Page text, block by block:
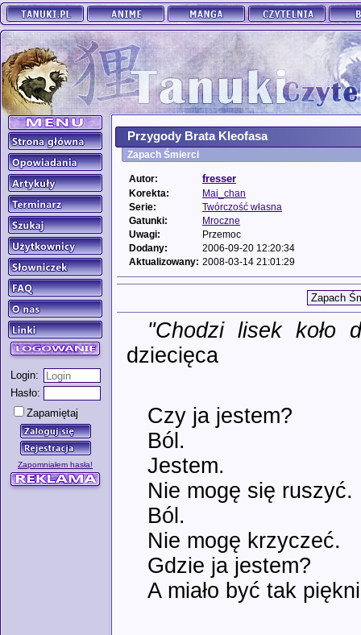
Login:
Hasło:
Zapamiętaj
Zapomniałem hasła!
Przygody Brata Kleofasa
Zapach Śmierci
Autor: fresser
Korekta:
Mai_chan
Serie:
Twórczość własna
Gatunki:
Mroczne
Uwagi:
Przemoc
Dodany:
2006-09-20 12:20:34
Aktualizowany: 2008-03-14 21:01:29
"Chodzi lisek koło
dziecięca
Czy ja jestem?
Ból.
Jestem.
Nie mogę się ruszyć.
Ból.
Nie mogę krzyczeć.
Gdzie ja jestem?
A miało być tak